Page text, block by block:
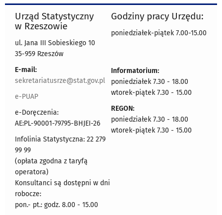
Urząd Statystyczny
w Rzeszowie
ul. Jana III Sobieskiego 10
35-959 Rzeszów
E-mail:
sekretariatusrze@stat.gov.pl
e-PUAP
e-Doręczenia:
AE:PL-90001-79795-BHJEI-26
Infolinia Statystyczna: 22 279
99 99
(opłata zgodna z taryfą
operatora)
Konsultanci są dostępni w dni
robocze:
pon.- pt.: godz. 8.00 - 15.00
Godziny pracy Urzędu:
poniedziałek-piątek 7.00-15.00
Informatorium:
poniedziałek 7.30 - 18.00
wtorek-piątek 7.30 - 15.00
REGON:
poniedziałek 7.30 - 18.00
wtorek-piątek 7.30 - 15.00